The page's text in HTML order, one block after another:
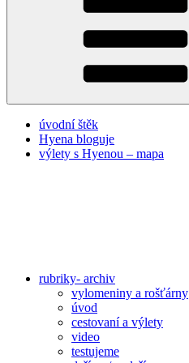
úvodní štěk
Hyena bloguje
výlety s Hyenou – mapa
rubriky- archiv
vylomeniny a rošťárny
úvod
cestovaní a výlety
video
testujeme